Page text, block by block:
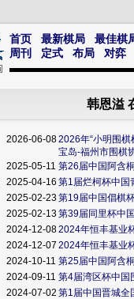
首页 最新棋局
最佳棋
周刊
定式 布局 对弈
韩恩溢
2026-06-082026年“小明围
宝岛-福州市围棋
2025-05-11 第26届中国阿含
2025-04-16 第1届烂柯杯中国
2025-02-23第19届中国倡棋
2025-02-13第39届同里杯中
2024-12-082024年恒丰基业
2024-12-07 2024年恒丰基业
2024-10-11 第25届中国阿含
2024-09-11 第4届湾区杯中国
2024-07-02 第1届中国晋城全